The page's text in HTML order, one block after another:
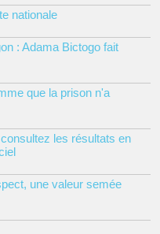
nationale
: Adama Bictogo fait
que la prison n'a
les résultats en
une valeur semée